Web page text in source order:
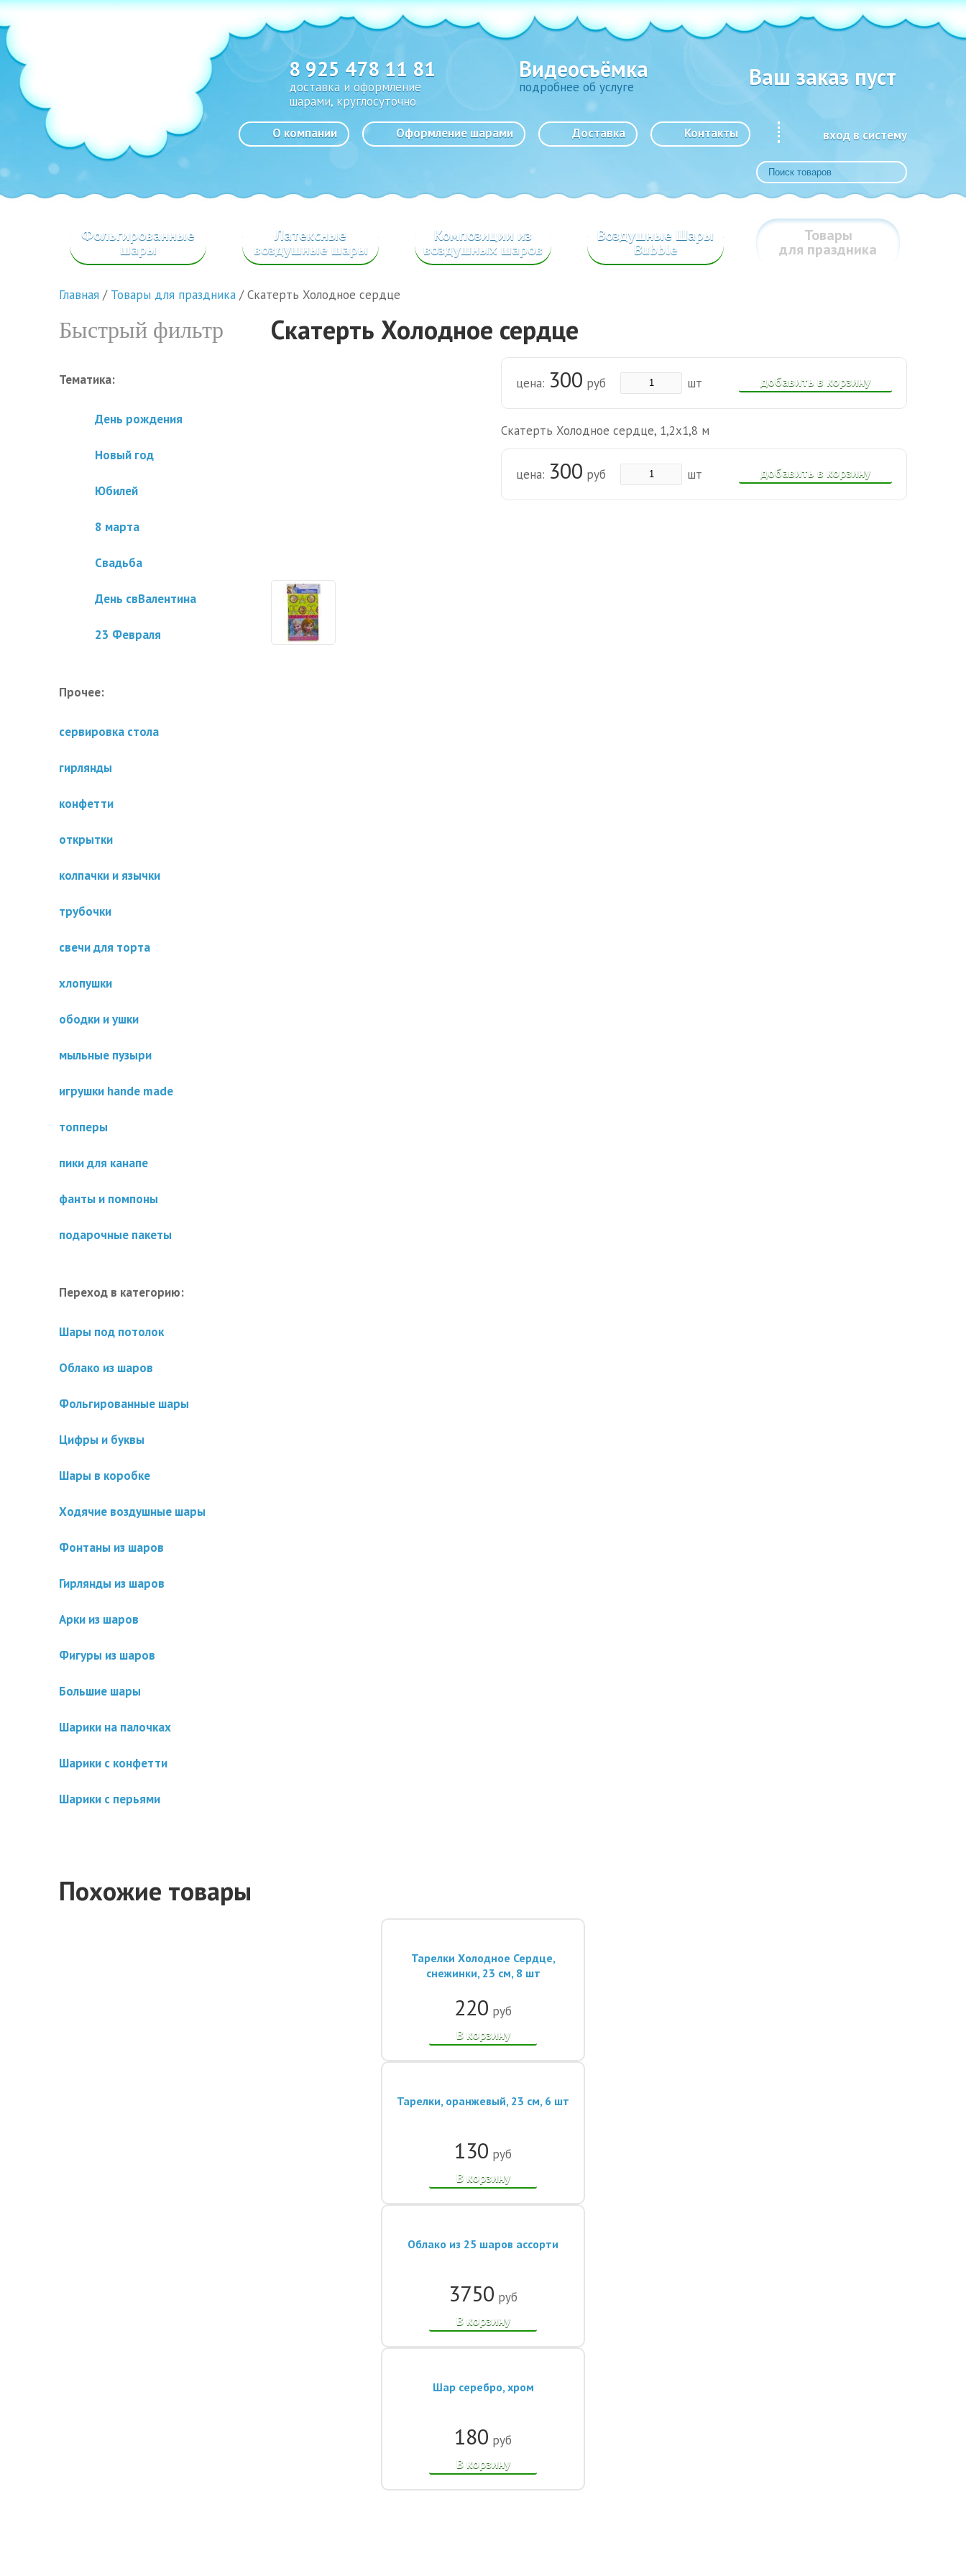
8 925 478 11 81
доставка и оформление
шарами, круглосуточно
Видеосъёмка
подробнее об услуге Ваш заказ пуст
вход в систему
О компании Оформление шарами Доставка Контакты
Фольгированные
шары
Латексные
воздушные шары
Композиции из
воздушных шаров
Воздушные Шары
Bubble
Товары
для праздника
Главная / Товары для праздника /Скатерть Холодное сердце
Быстрый фильтр
Тематика:
День рождения
Новый год
Юбилей
8 марта
Свадьба
День свВалентина
23 Февраля
Прочее:
сервировка стола
гирлянды
конфетти
открытки
колпачки и язычки
трубочки
свечи для торта
хлопушки
ободки и ушки
мыльные пузыри
игрушки hande made
топперы
пики для канапе
фанты и помпоны
подарочные пакеты
Переход в категорию:
Шары под потолок
Облако из шаров
Фольгированные шары
Цифры и буквы
Шары в коробке
Ходячие воздушные шары
Фонтаны из шаров
Гирлянды из шаров
Арки из шаров
Фигуры из шаров
Большие шары
Шарики на палочках
Шарики с конфетти
Шарики с перьями
Скатерть Холодное сердце
добавить в корзину
цена: 300 руб шт
Скатерть Холодное сердце, 1,2х1,8 м
добавить в корзину
цена: 300 руб шт
Похожие товары
Тарелки Холодное Сердце,
снежинки, 23 см, 8 шт
220 руб
В корзину
Тарелки, оранжевый, 23 см, 6 шт
130 руб
В корзину
Облако из 25 шаров ассорти
3750 руб
В корзину
Шар серебро, хром
180 руб
В корзину